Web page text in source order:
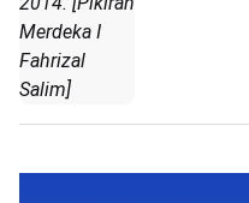
Merdeka I
Fahrizal
Salim]